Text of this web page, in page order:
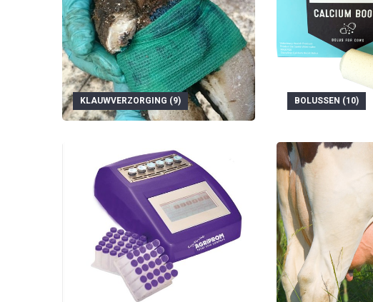
KLAUWVERZORGING (9) BOLUSSEN (10)